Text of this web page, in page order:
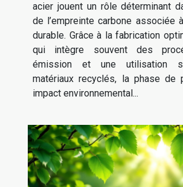
acier jouent un rôle déterminant
de l’empreinte carbone associée
durable. Grâce à la fabrication
qui intègre souvent des
émission et une utilisation
matériaux recyclés, la phase de
impact environnemental...